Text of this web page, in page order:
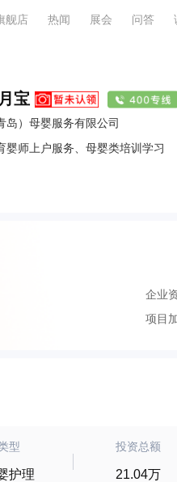
舰店 热闻 展会 问答
宝
岛）母婴服务有限公司
婴师上户服务、母婴类培训学习
企业
项目
型
护理
投资总额
21.04万